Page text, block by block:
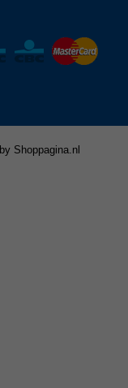
Shoppagina.nl